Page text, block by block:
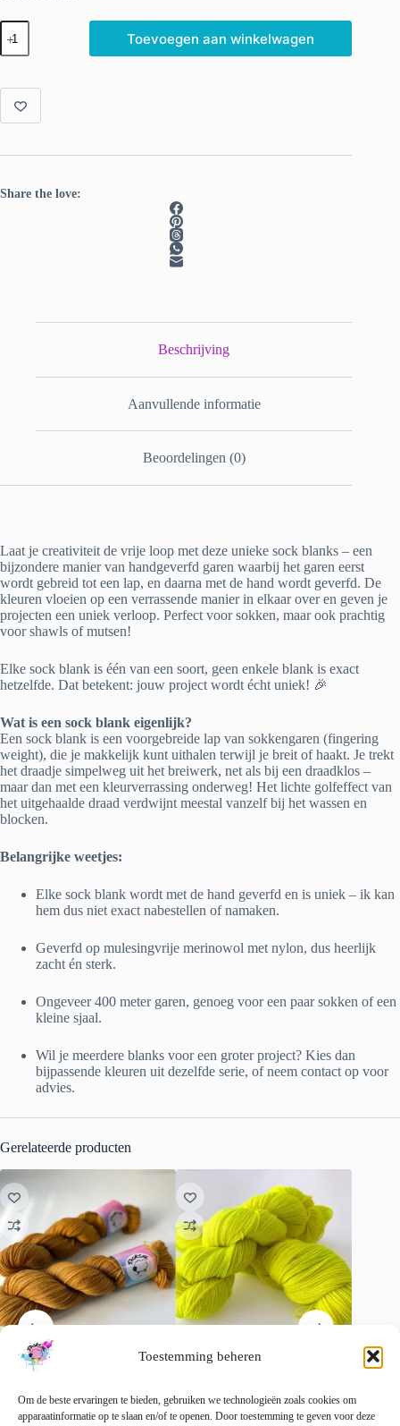
Toestemming beheren
Om de beste ervaringen te bieden, gebruiken we technologieën zoals cookies om
apparaatinformatie op te slaan en/of te openen. Door toestemming te geven voor deze
Met
de
hand
Sock
blank
Waterverf
Toevoegen aan winkelwagen
Share the love:
Beschrijving
Aanvullende informatie
Beoordelingen (0)
Laat je creativiteit de vrije loop met deze unieke sock blanks – een
bijzondere manier van handgeverfd garen waarbij het garen eerst
wordt gebreid tot een lap, en daarna met de hand wordt geverfd. De
kleuren vloeien op een verrassende manier in elkaar over en geven je
projecten een uniek verloop. Perfect voor sokken, maar ook prachtig
voor shawls of mutsen!
Elke sock blank is één van een soort, geen enkele blank is exact
hetzelfde. Dat betekent: jouw project wordt écht uniek! 🎉
Wat is een sock blank eigenlijk?
Een sock blank is een voorgebreide lap van sokkengaren (fingering
weight), die je makkelijk kunt uithalen terwijl je breit of haakt. Je trekt
het draadje simpelweg uit het breiwerk, net als bij een draadklos –
maar dan met een kleurverrassing onderweg! Het lichte golfeffect van
het uitgehaalde draad verdwijnt meestal vanzelf bij het wassen en
blocken.
Belangrijke weetjes:
Elke sock blank wordt met de hand geverfd en is uniek – ik kan
hem dus niet exact nabestellen of namaken.
Geverfd op mulesingvrije merinowol met nylon, dus heerlijk
zacht én sterk.
Ongeveer 400 meter garen, genoeg voor een paar sokken of een
kleine sjaal.
Wil je meerdere blanks voor een groter project? Kies dan
bijpassende kleuren uit dezelfde serie, of neem contact op voor
advies.
Gerelateerde producten
Semi solid superwash Merino
22.00 incl. btw
Geel’
€22.00